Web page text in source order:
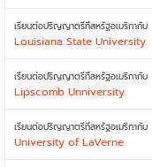
เรียนต่อปริญญาตรีที่สหรัฐอเมริกากับ
Louisiana State University
เรียนต่อปริญญาตรีที่สหรัฐอเมริกากับ
Lipscomb Unniversity
เรียนต่อปริญญาตรีที่สหรัฐอเมริกากับ
University of LaVerne